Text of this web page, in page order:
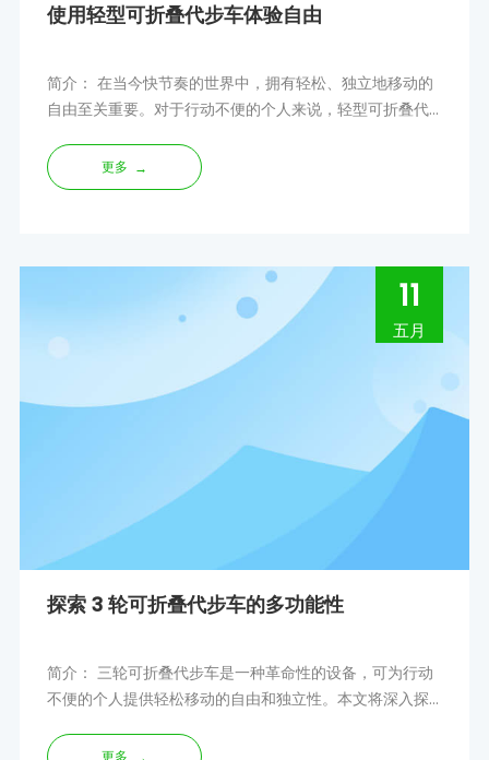
使用轻型可折叠代步车体验自由
简介： 在当今快节奏的世界中，拥有轻松、​​独立地移动的
自由至关重要。对于行动不便的个人来说，轻型可折叠代
sco 的好处
更多 →
11
五月
探索 3 轮可折叠代步车的多功能性
简介： 三轮可折叠代步车是一种革命性的设备，可为行动
不便的个人提供轻松移动的自由和独立性。本文将深入探
性和协作性
更多